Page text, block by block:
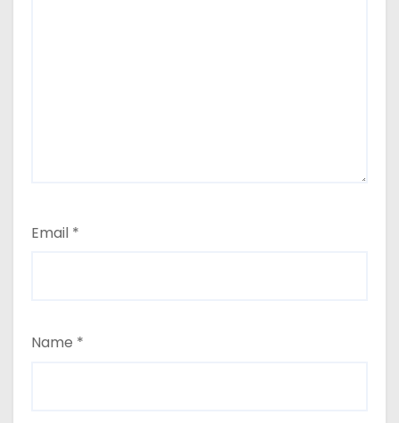
Email *
Name *